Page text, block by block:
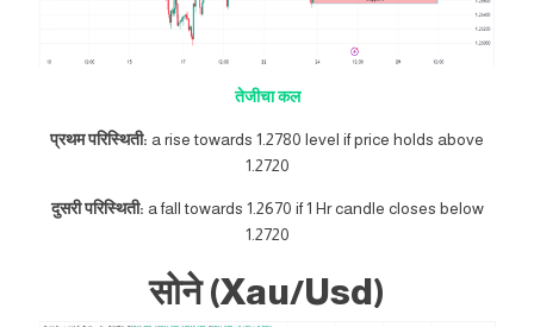
तेजीचा कल
प्रथम परिस्थिती: a rise towards 1.2780 level if price holds above
1.2720
दुसरी परिस्थिती: a fall towards 1.2670 if 1 Hr candle closes below
1.2720
सोने (Xau/Usd)